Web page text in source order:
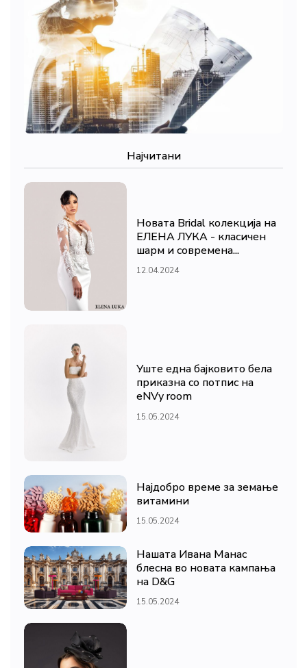
Најчитани
Новата Bridal колекција на
ЕЛЕНА ЛУКА - класичен
шарм и современа...
12.04.2024
Уште една бајковито бела
приказна со потпис на
eNVy room
15.05.2024
Најдобро време за земање
витамини
15.05.2024
Нашата Ивана Манас
блесна во новата кампања
на D&G
15.05.2024